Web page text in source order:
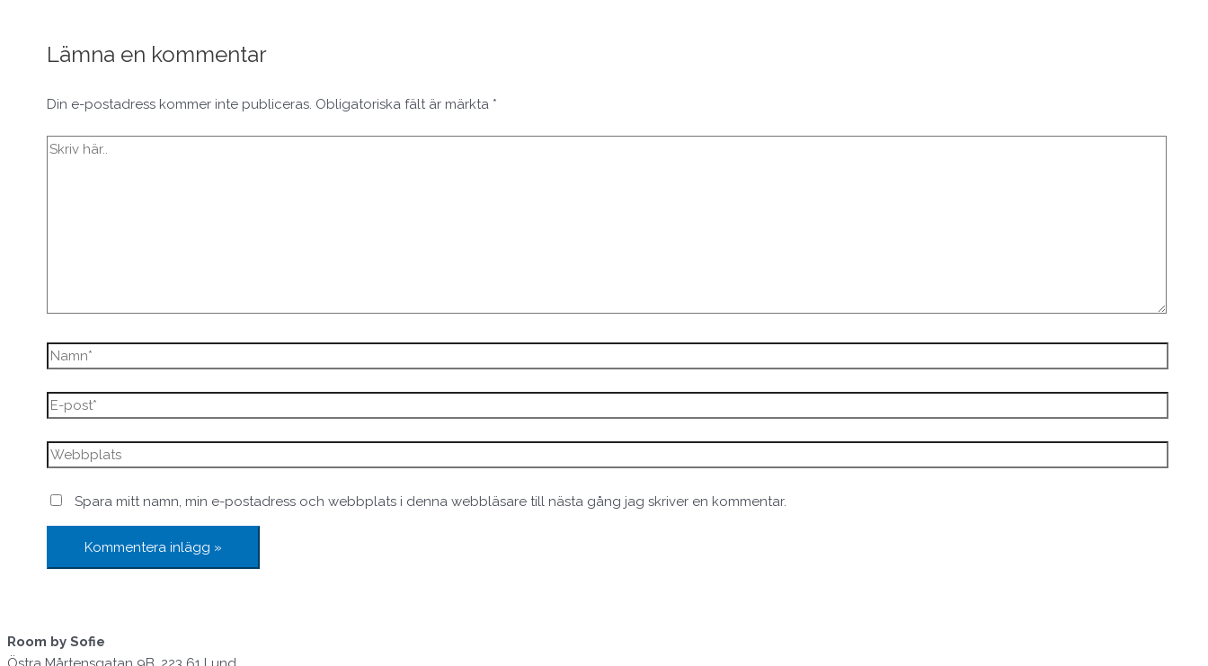
Lämna en kommentar
Din e-postadress kommer inte publiceras. Obligatoriska fält är märkta *
Spara mitt namn, min e-postadress och webbplats i denna webbläsare till nästa gång jag skriver en kommentar.
Room by Sofie